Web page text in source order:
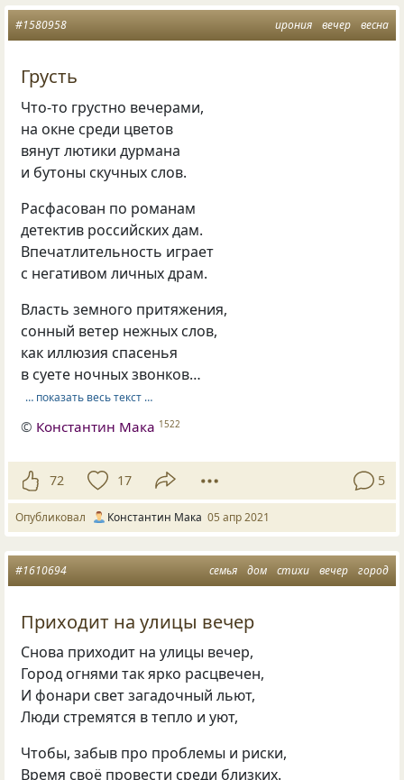
ирония вечер весна
#1580958
Грусть
Что-то грустно вечерами,
на окне среди цветов
вянут лютики дурмана
и бутоны скучных слов.
Расфасован по романам
детектив российских дам.
Впечатлительность играет
с негативом личных драм.
Власть земного притяжения,
сонный ветер нежных слов,
как иллюзия спасенья
в суете ночных звонков…
… показать весь текст …
© Константин Мака 1522
72 17 5
Опубликовал Константин Мака 05 апр 2021
семья дом стихи вечер город
#1610694
Приходит на улицы вечер
Снова приходит на улицы вечер,
Город огнями так ярко расцвечен,
И фонари свет загадочный льют,
Люди стремятся в тепло и уют,
Чтобы, забыв про проблемы и риски,
Время своё провести среди близких.